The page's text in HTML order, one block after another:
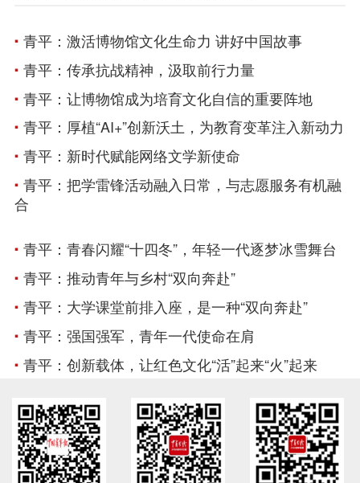
青平：激活博物馆文化生命力 讲好中国故事
青平：传承抗战精神，汲取前行力量
青平：让博物馆成为培育文化自信的重要阵地
青平：厚植“AI+”创新沃土，为教育变革注入新动力
青平：新时代赋能网络文学新使命
青平：把学雷锋活动融入日常，与志愿服务有机融
合
青平：青春闪耀“十四冬”，年轻一代逐梦冰雪舞台
青平：推动青年与乡村“双向奔赴”
青平：大学课堂前排入座，是一种“双向奔赴”
青平：强国强军，青年一代使命在肩
青平：创新载体，让红色文化“活”起来“火”起来